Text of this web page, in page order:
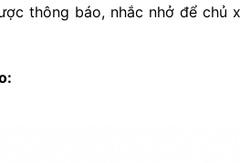
thông báo, nhắc nhở để chủ